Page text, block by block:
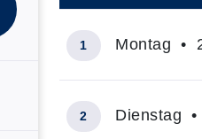
1 Montag •
2 Dienstag